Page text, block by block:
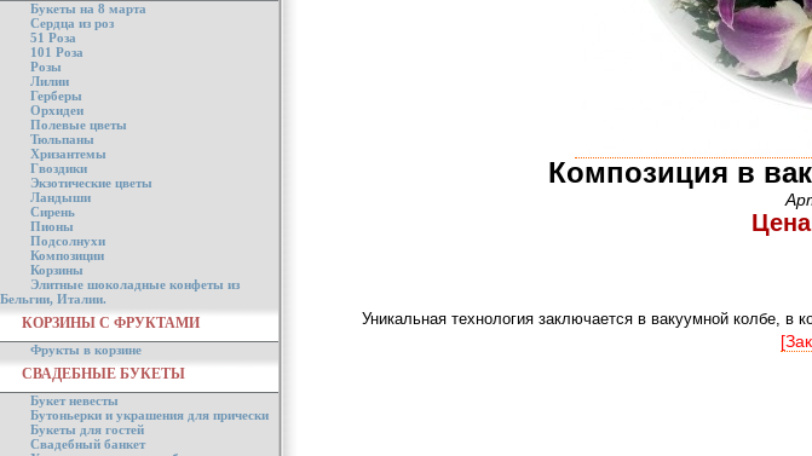
Букеты на 8 марта
Сердца из роз
51 Роза
101 Роза
Розы
Лилии
Герберы
Орхидеи
Полевые цветы
Тюльпаны
Хризантемы
Гвоздики
Экзотические цветы
Ландыши
Сирень
Пионы
Подсолнухи
Композиции
Корзины
Элитные шоколадные конфеты из
Бельгии, Италии.
КОРЗИНЫ С ФРУКТАМИ
Фрукты в корзине
СВАДЕБНЫЕ БУКЕТЫ
Букет невесты
Бутоньерки и украшения для прически
Букеты для гостей
Свадебный банкет
Композиция в
Уникальная технология заключается в вакуумной колбе, в